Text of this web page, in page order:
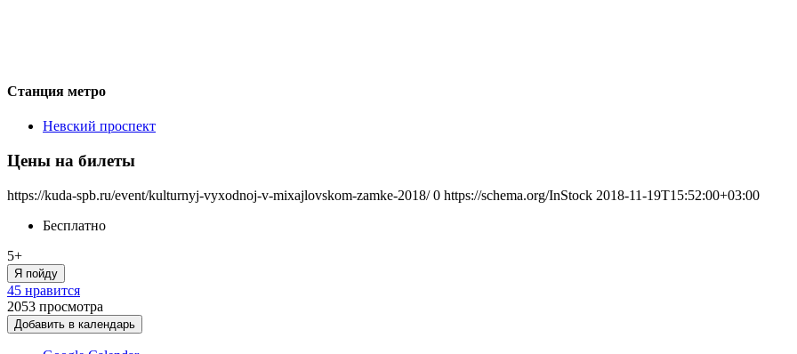
Станция метро
Невский проспект
Цены на билеты
https://kuda-spb.ru/event/kulturnyj-vyxodnoj-v-mixajlovskom-zamke-2018/ 0 https://schema.org/InStock 2018-11-19T15:52:00+03:00
Бесплатно
5+
Я пойду
45 нравится
2053 просмотра
Добавить в календарь